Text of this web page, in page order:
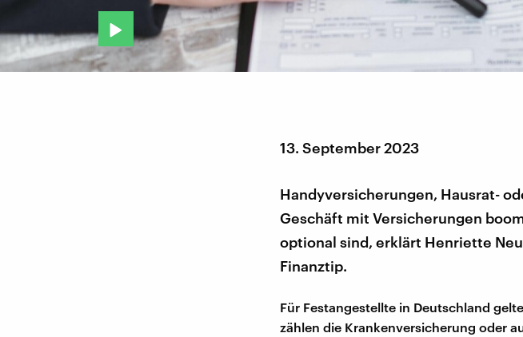
13. September 2023
Handyversicherungen, Hausrat-
Geschäft mit Versicherungen
optional sind, erklärt Henriette
Finanztip.
Für Festangestellte in Deutschland
zählen die Krankenversicherung oder